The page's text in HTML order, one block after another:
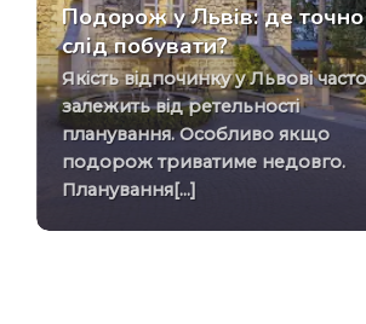
Подорож у Львів: де точно
слід побувати?
Якість відпочинку у Львові часто
залежить від ретельності
планування. Особливо якщо
подорож триватиме недовго.
Планування[...]